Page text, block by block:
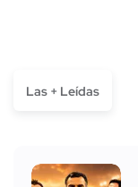
Las + Leídas